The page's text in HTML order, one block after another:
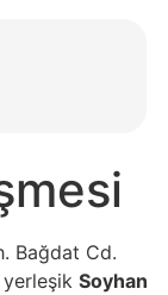
Bağdat Cd.
yerleşik Soyhan